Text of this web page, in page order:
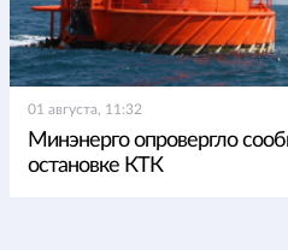
01 августа, 11:32
Минэнерго опровергло
остановке КТК